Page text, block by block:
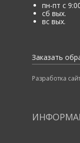
пн-пт с
сб вых.
вс вых.
Заказать
Разработка